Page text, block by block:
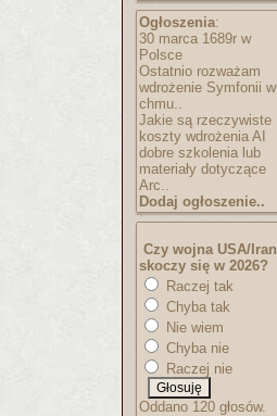
Ogłoszenia:
30 marca 1689r w
Polsce
Ostatnio rozważam
wdrożenie Symfonii w
chmu..
Jakie są rzeczywiste
koszty wdrożenia AI
dobre szkolenia lub
materiały dotyczące
Arc..
Dodaj ogłoszenie..
Czy wojna USA/Iran
skoczy się w 2026?
Raczej tak
Chyba tak
Nie wiem
Chyba nie
Raczej nie
Oddano 120 głosów.